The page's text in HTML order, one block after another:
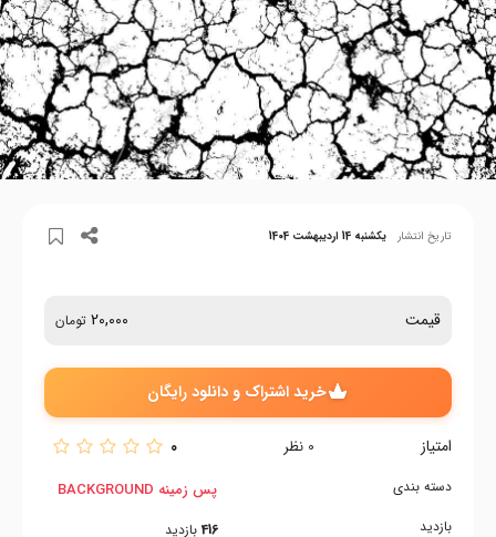
تاریخ انتشار یکشنبه 14 اردیبهشت 1404
قیمت 20,000 تومان
خرید اشتراک و دانلود رایگان
امتیاز 0 نظر 0
دسته بندی
بازدید
پس زمینه BACKGROUND
416 بازدید